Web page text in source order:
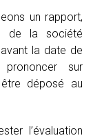
un rapport,
de la société
la date de
sur
déposé au
l’évaluation